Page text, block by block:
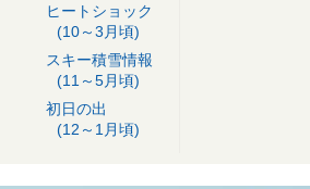
ヒートショック
(10～3月頃)
スキー積雪情報
(11～5月頃)
初日の出
(12～1月頃)